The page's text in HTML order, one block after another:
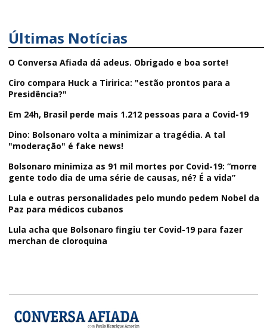
Últimas Notícias
O Conversa Afiada dá adeus. Obrigado e boa sorte!
Ciro compara Huck a Tiririca: "estão prontos para a
Presidência?"
Em 24h, Brasil perde mais 1.212 pessoas para a Covid-19
Dino: Bolsonaro volta a minimizar a tragédia. A tal
"moderação" é fake news!
Bolsonaro minimiza as 91 mil mortes por Covid-19: “morre
gente todo dia de uma série de causas, né? É a vida”
Lula e outras personalidades pelo mundo pedem Nobel da
Paz para médicos cubanos
Lula acha que Bolsonaro fingiu ter Covid-19 para fazer
merchan de cloroquina